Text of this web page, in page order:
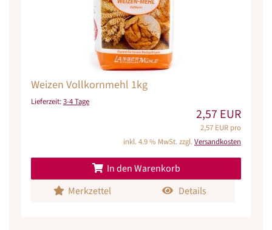
Weizen Vollkornmehl 1kg
Lieferzeit:3-4 Tage
2,57 EUR
2,57 EUR pro
inkl. 4.9 % MwSt. zzgl.Versandkosten
In den Warenkorb
Merkzettel
Details